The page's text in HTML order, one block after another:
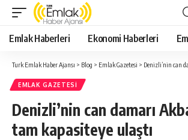
Emlak Haberleri Ekonomi Haberleri
Turk Emlak Haber Ajansı > Blog > Emlak Gazetesi > Denizli’nin can
EMLAK GAZETESI
Denizli’nin can damarı
tam kapasiteye ulaştı